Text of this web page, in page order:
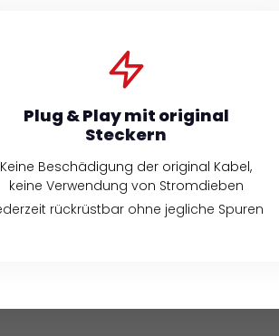
Plug & Play mit original
Steckern
Keine Beschädigung der original Kabel,
keine Verwendung von Stromdieben
rückrüstbar ohne jegliche Spuren